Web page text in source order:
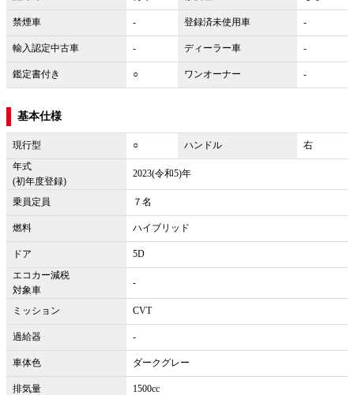
禁煙車 - 登録済未使用車 -
輸入認定中古車 - ディーラー車 -
鑑定書付き ○ ワンオーナー -
基本仕様
現行型 ○ ハンドル
右
年式
(初年度登録)
2023(令和5)年
乗員定員 ７名
燃料 ハイブリッド
ドア
5D
エコカー減税
対象車
-
ミッション CVT
過給器 -
車体色 ダークグレー
排気量 1500cc